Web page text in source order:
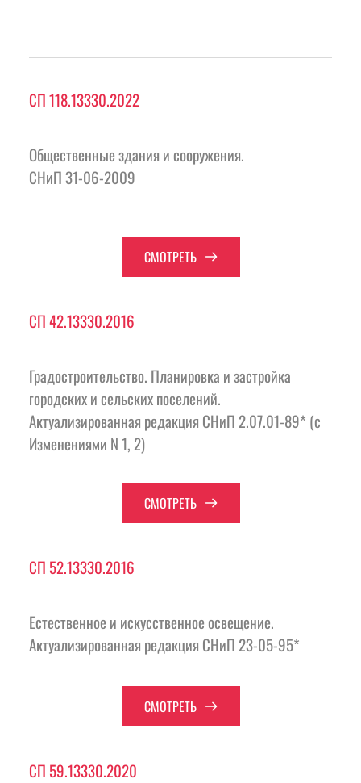
СП 118.13330.2022
Общественные здания и сооружения.
СНиП 31-06-2009
СМОТРЕТЬ
СП 42.13330.2016
Градостроительство. Планировка и застройка
городских и сельских поселений.
Актуализированная редакция СНиП 2.07.01-89* (с
Изменениями N 1, 2)
СМОТРЕТЬ
СП 52.13330.2016
Естественное и искусственное освещение.
Актуализированная редакция СНиП 23-05-95*
СМОТРЕТЬ
СП 59.13330.2020